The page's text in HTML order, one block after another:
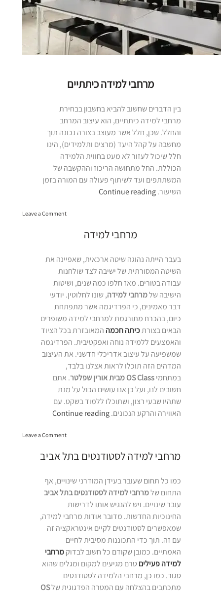
מרחבי למידה כיתתיים
בין הדברים שחשוב להביא בחשבון בבחירת
מרחבי למידה כיתתיים, הוא עיצוב המרחב
והחלל. שכן, חלל אשר מעוצב בצורה נכונה תוך
מחשבה על קהל היעד (מרצים ותלמידים), הינו
חלל שיכול לעזור לא מעט בחווית הלמידה
הכוללת. החל מתחושה הריכוז וההקשבה של
המשתתפים ועד לשיתוף פעולה עם המורה בזמן
השיעור. Continue reading“מרחבי
Leave a Commenton
מרחבי למידה
בעבר הייתה נהוגה שיטה ארכאית, שאפיינה את
השיטה המסורתית של ישיבה לצד שולחנות
עבודה בטורים. מאז חלפו כמה שנים, ושיטות
הישיבה שלמרחבי למידה, שונו לחלוטין. יודעי
דבר מאמינים, כי הפרדיגמה אשר מתפתחת
כיום, בהכרח מתורגמת למרחבי למידה משופרים
הבאים בצורתכיתה חכמה המאובזרת בכל הציוד
והאמצעים ללמידה נוחה ואפקטיבית. הפרדיגמה
שמשפיעה על עיצוב אדריכלי חדשני. את העיצוב
המדהים הזה תוכלו לראות אצלנו בלבד,
במתחמי OS Class מבית אורין שפלטר
. אתם
חשובים לנו, ועל כן אנו עושים הכול על מנת
שתהיו שבעי רצון, ושתוכלו ללמוד בשקט. עם
האווירה והרקע הנכונים. Continue reading“מרחבי
Leave a Commenton
מרחבי למידה לסטודנטים בתל אביב
כמו כל תחום שעובר בעידן המודרני שינויים, אף
התחום שלמרחבי למידה לסטודנטים בתל אביב
עובר שינויים. ויש להנגיש אותו לדרישות
החינוכיות החדשות. מדובר אודות מרחבי למידה,
שמאפשרים לסטודנטים לקיים אינטראקציה זה
עם זה. תוך כדי התכוננות מסיבית לחיים
האמתיים. כמובן שקודם כל חשוב לבדוק מרחבי
למידה פעילים טרם מגיעים למקום ומגלים שהוא
סגור. כמו כן, מרחבי הלמידה לסטודנטים
מתכתבים בהצלחה עם המטרה הפדגוגית שלOS